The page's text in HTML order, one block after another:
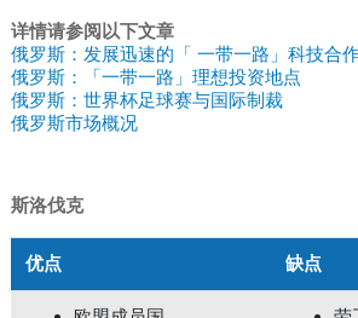
详情请参阅以下文章
俄罗斯：发展迅速的「 一带一路」科技合
俄罗斯：「一带一路」理想投资地点
俄罗斯：世界杯足球赛与国际制裁
俄罗斯市场概况
斯洛伐克
优点 缺点